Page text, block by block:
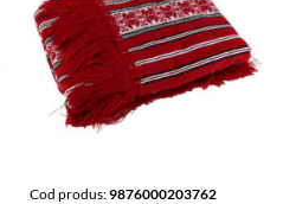
Cod produs:9876000203762